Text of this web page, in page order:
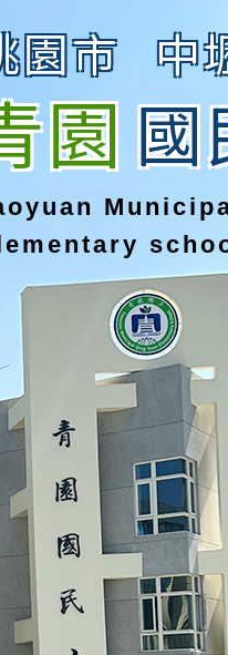
園市 中
園國